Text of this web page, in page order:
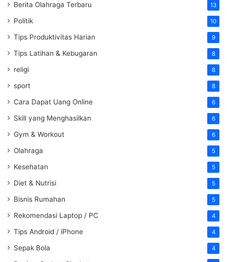
Berita Olahraga Terbaru 13
Politik 10
Tips Produktivitas Harian 9
Tips Latihan & Kebugaran 8
religi 8
sport 8
Cara Dapat Uang Online 6
Skill yang Menghasilkan 6
Gym & Workout 6
Olahraga 5
Kesehatan 5
Diet & Nutrisi 5
Bisnis Rumahan 5
Rekomendasi Laptop / PC 4
Tips Android / iPhone 4
Sepak Bola 4